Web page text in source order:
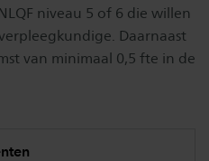
niveau 5 of 6 die willen
Daarnaast
van minimaal 0,5 fte in de